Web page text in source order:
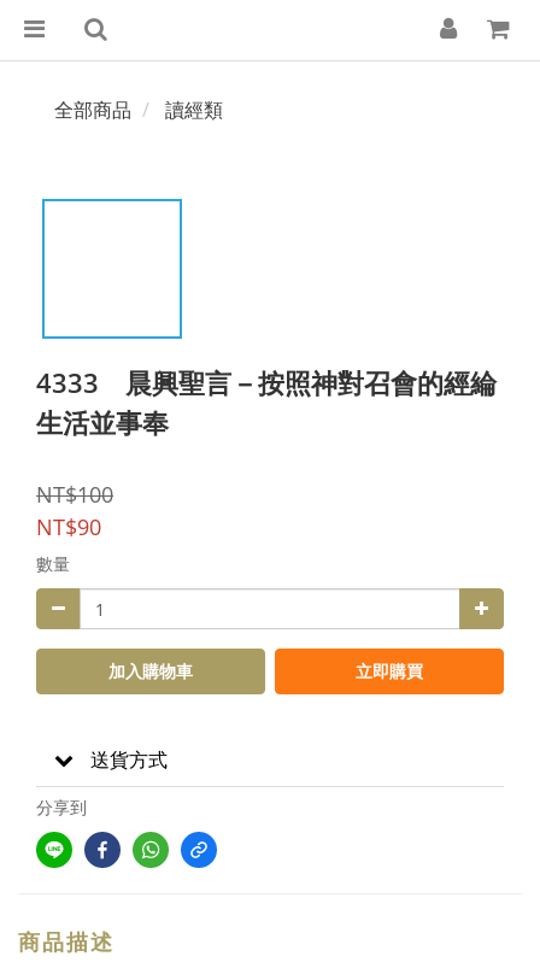
全部商品 讀經類
4333 晨興聖言－按照神對召會的經綸
生活並事奉
NT$100
NT$90
數量
加入購物車 立即購買
送貨方式
分享到
商品描述